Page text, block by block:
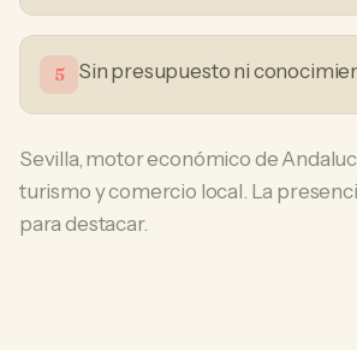
5 Sin presupuesto ni
Sevilla, motor económico de
turismo y comercio local. La
para destacar.